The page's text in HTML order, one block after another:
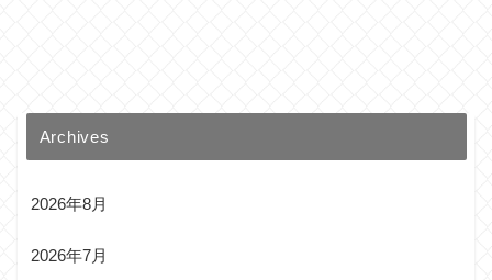
Archives
2026年8月
2026年7月